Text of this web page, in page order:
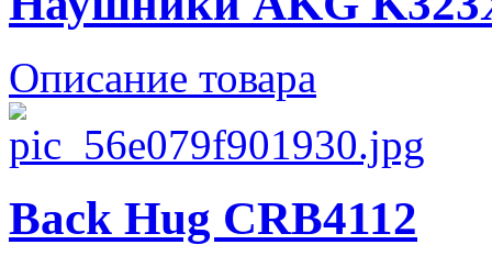
Описание товара
Back Hug CRB4112